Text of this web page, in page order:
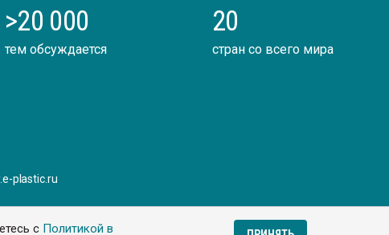
с Политикой в
>20 000
тем обсуждается
20
стран со всего мира
plastic.ru